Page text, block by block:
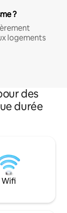
?
logements
des
durée
Wifi